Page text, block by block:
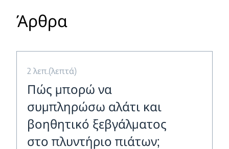
Άρθρα
2 λεπ.(λεπτά)
Πώς μπορώ να
συμπληρώσω αλάτι και
βοηθητικό ξεβγάλματος
στο πλυντήριο πιάτων;